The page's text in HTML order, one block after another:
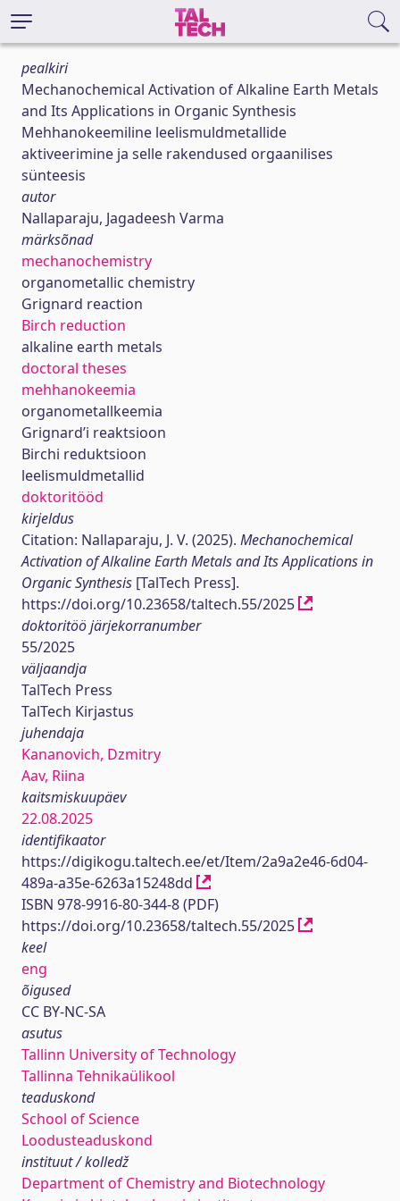
pealkiri
Mechanochemical Activation of Alkaline Earth Metals
and Its Applications in Organic Synthesis
Mehhanokeemiline leelismuldmetallide
aktiveerimine ja selle rakendused orgaanilises
sünteesis
autor
Nallaparaju, Jagadeesh Varma
märksõnad
mechanochemistry
organometallic chemistry
Grignard reaction
Birch reduction
alkaline earth metals
doctoral theses
mehhanokeemia
organometallkeemia
Grignard’i reaktsioon
Birchi reduktsioon
leelismuldmetallid
doktoritööd
kirjeldus
Citation: Nallaparaju, J. V. (2025). Mechanochemical
Activation of Alkaline Earth Metals and Its Applications in
Organic Synthesis [TalTech Press].
https://doi.org/10.23658/taltech.55/2025
doktoritöö järjekorranumber
55/2025
väljaandja
TalTech Press
TalTech Kirjastus
juhendaja
Kananovich, Dzmitry
Aav, Riina
kaitsmiskuupäev
22.08.2025
identifikaator
https://digikogu.taltech.ee/et/Item/2a9a2e46-6d04-
489a-a35e-6263a15248dd
ISBN 978-9916-80-344-8 (PDF)
https://doi.org/10.23658/taltech.55/2025
keel
eng
õigused
CC BY-NC-SA
asutus
Tallinn University of Technology
Tallinna Tehnikaülikool
teaduskond
School of Science
Loodusteaduskond
instituut / kolledž
Department of Chemistry and Biotechnology